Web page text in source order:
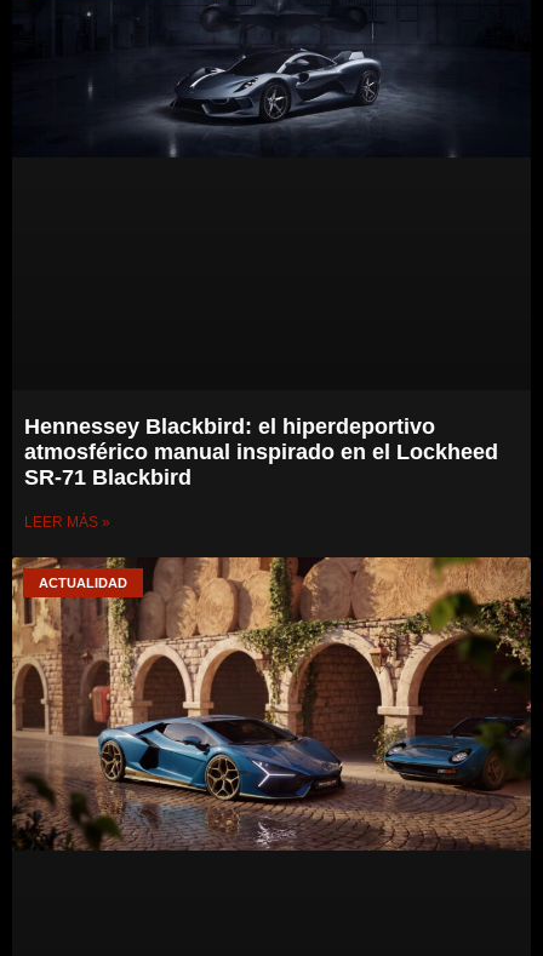
Hennessey Blackbird: el hiperdeportivo
atmosférico manual inspirado en el Lockheed
SR-71 Blackbird
LEER MÁS »
ACTUALIDAD